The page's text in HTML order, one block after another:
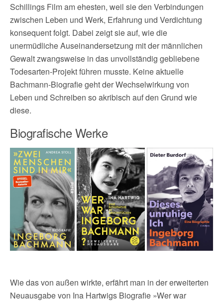
Schillings Film am ehesten, weil sie den Verbindungen
zwischen Leben und Werk, Erfahrung und Verdichtung
konsequent folgt. Dabei zeigt sie auf, wie die
unermüdliche Auseinandersetzung mit der männlichen
Gewalt zwangsweise in das unvollständig gebliebene
Todesarten-Projekt führen musste. Keine aktuelle
Bachmann-Biografie geht der Wechselwirkung von
Leben und Schreiben so akribisch auf den Grund wie
diese.
Biografische Werke
Wie das von außen wirkte, erfährt man in der erweiterten
Neuausgabe von Ina Hartwigs Biografie »Wer war